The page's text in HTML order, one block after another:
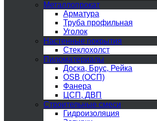
Металлопрокат
Арматура
Труба профильная
Уголок
Настенные покрытия
Стеклохолст
Пиломатериалы
Доска, Брус, Рейка
OSB (ОСП)
Фанера
ЦСП, ДВП
Строительные смеси
Гидроизоляция